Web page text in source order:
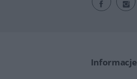
Informacje